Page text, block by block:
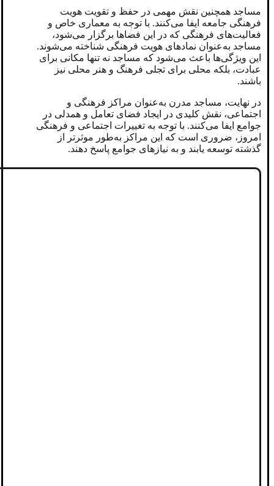
مساجد همچنین نقش مهمی در حفظ و تقویت هویت
فرهنگی جامعه ایفا می‌کنند. با توجه به معماری خاص و
فعالیت‌های فرهنگی که در این فضاها برگزار می‌شود،
مساجد به‌عنوان نمادهای هویت فرهنگی شناخته می‌شوند.
این ویژگی‌ها باعث می‌شود که مساجد نه تنها مکانی برای
عبادت، بلکه محلی برای تجلی فرهنگ و هنر محلی نیز
باشند.
در نهایت، مساجد مدرن به‌عنوان مراکز فرهنگی و
اجتماعی، نقش کلیدی در ایجاد فضای تعامل و همدلی در
جوامع ایفا می‌کنند. با توجه به تغییرات اجتماعی و فرهنگی
امروز، ضروری است که این مراکز به‌طور موثرتر از
گذشته توسعه یابند و به نیازهای جوامع پاسخ دهند.